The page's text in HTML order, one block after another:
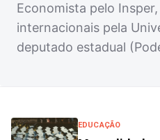
Economista pelo
internacionais pela
deputado estadual
EDUCAÇÃO